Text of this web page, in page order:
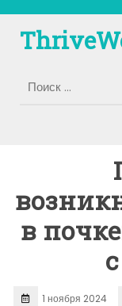
содержимому
в
1 ноября 2024